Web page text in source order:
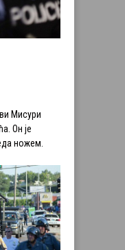
Мисури
Он је
ножем.